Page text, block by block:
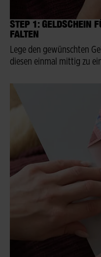
STEP 1: GELDSCHEIN
FALTEN
Lege den gewünschten
diesen einmal mittig zu